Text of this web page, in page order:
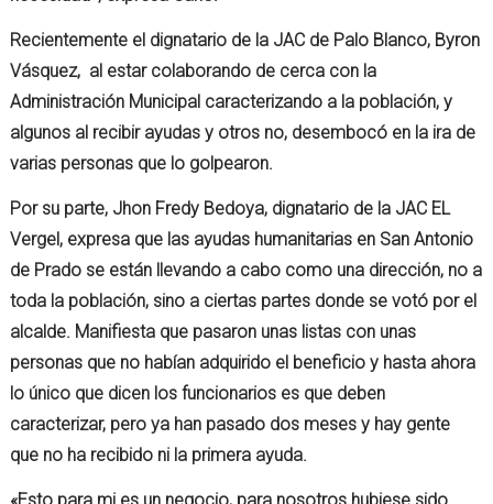
Recientemente el dignatario de la JAC de Palo Blanco, Byron
Vásquez, al estar colaborando de cerca con la
Administración Municipal caracterizando a la población, y
algunos al recibir ayudas y otros no, desembocó en la ira de
varias personas que lo golpearon.
Por su parte, Jhon Fredy Bedoya, dignatario de la JAC EL
Vergel, expresa que las ayudas humanitarias en San Antonio
de Prado se están llevando a cabo como una dirección, no a
toda la población, sino a ciertas partes donde se votó por el
alcalde. Manifiesta que pasaron unas listas con unas
personas que no habían adquirido el beneficio y hasta ahora
lo único que dicen los funcionarios es que deben
caracterizar, pero ya han pasado dos meses y hay gente
que no ha recibido ni la primera ayuda.